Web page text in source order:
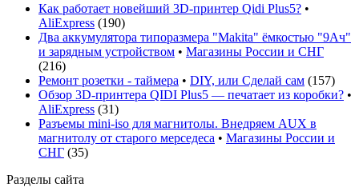
Как работает новейший 3D-принтер Qidi Plus5? •
AliExpress (190)
Два аккумулятора типоразмера "Makita" ёмкостью "9Ач"
и зарядным устройством • Магазины России и СНГ
(216)
Ремонт розетки - таймера • DIY, или Сделай сам (157)
Обзор 3D-принтера QIDI Plus5 — печатает из коробки? •
AliExpress (31)
Разъемы mini-iso для магнитолы. Внедряем AUX в
магнитолу от старого мерседеса • Магазины России и
СНГ (35)
Разделы сайта